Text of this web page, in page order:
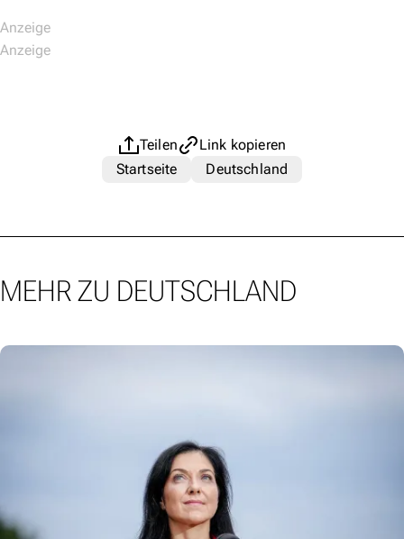
Teilen
Link kopieren
Startseite
Deutschland
MEHR ZU DEUTSCHLAND